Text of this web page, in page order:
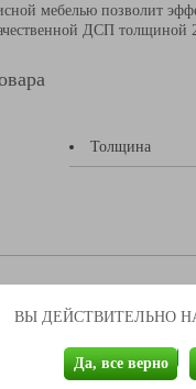
ВЫ ДЕЙСТВИТЕЛЬНО
Да, все верно
мебелью позволит
ДСП толщиной
Толщина